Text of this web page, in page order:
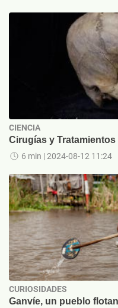
CIENCIA
Cirugías y
6 min | 2024-08-12 11:24
CURIOSIDADES
Ganvíe, un pueblo